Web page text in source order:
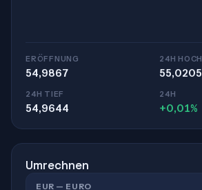
ERÖFFNUNG
54,9867
24H HOCH
55,0205
24H TIEF
54,9644
24H
+0,01%
Umrechnen
EUR — EURO